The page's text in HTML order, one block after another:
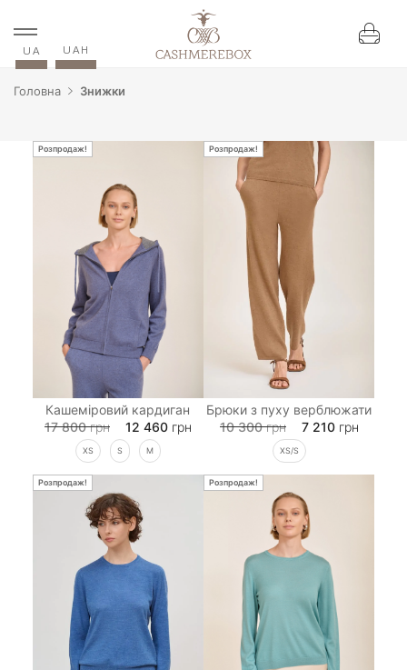
UA UAH
Головна Знижки
Розпродаж!
Кашеміровий кардиган
17 800грн 12 460 грн
XS S M
Розпродаж!
Брюки з пуху верблюжати
10 300грн 7 210 грн
XS/S
Розпродаж! Розпродаж!